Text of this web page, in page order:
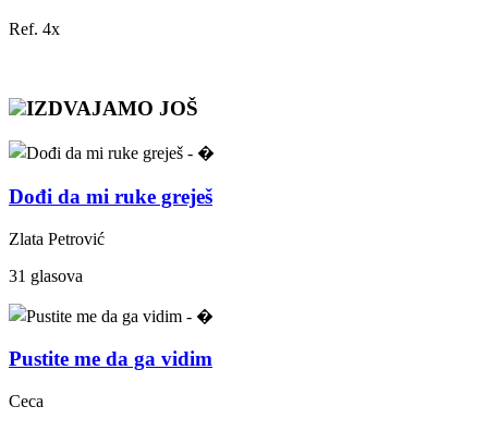
Ref. 4x
IZDVAJAMO JOŠ
Dođi da mi ruke greješ
Zlata Petrović
31 glasova
Pustite me da ga vidim
Ceca